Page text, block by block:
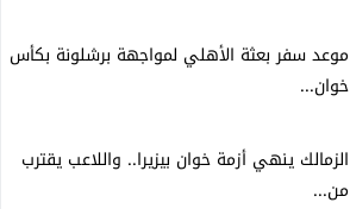
موعد سفر بعثة الأهلي لمواجهة برشلونة بكأس
خوان...
الزمالك ينهي أزمة خوان بيزيرا.. واللاعب يقترب
من...